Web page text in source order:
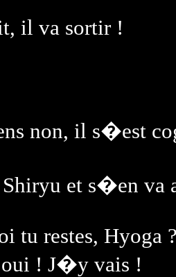
il va sortir !
non, il s�est
Shiryu et s�en va
tu restes, Hyoga
! J�y vais !